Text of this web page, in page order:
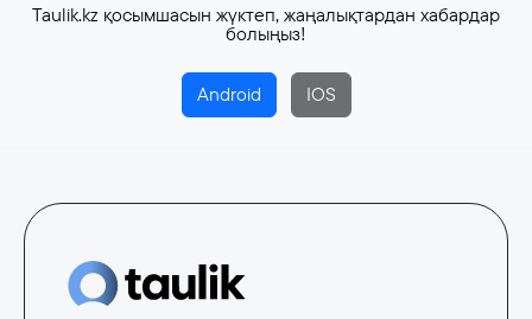
Taulik.kz қосымшасын жүктеп, жаңалықтардан хабардар
болыңыз!
Android IOS